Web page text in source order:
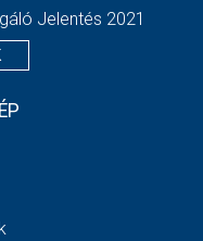
Jelentés 2021